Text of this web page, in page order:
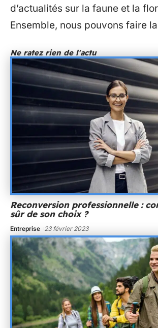
d’actualités sur la faune et la
Ensemble, nous pouvons faire
Ne ratez rien de l'actu
Reconversion professionnelle :
sûr de son choix ?
Entreprise 23 février 2023